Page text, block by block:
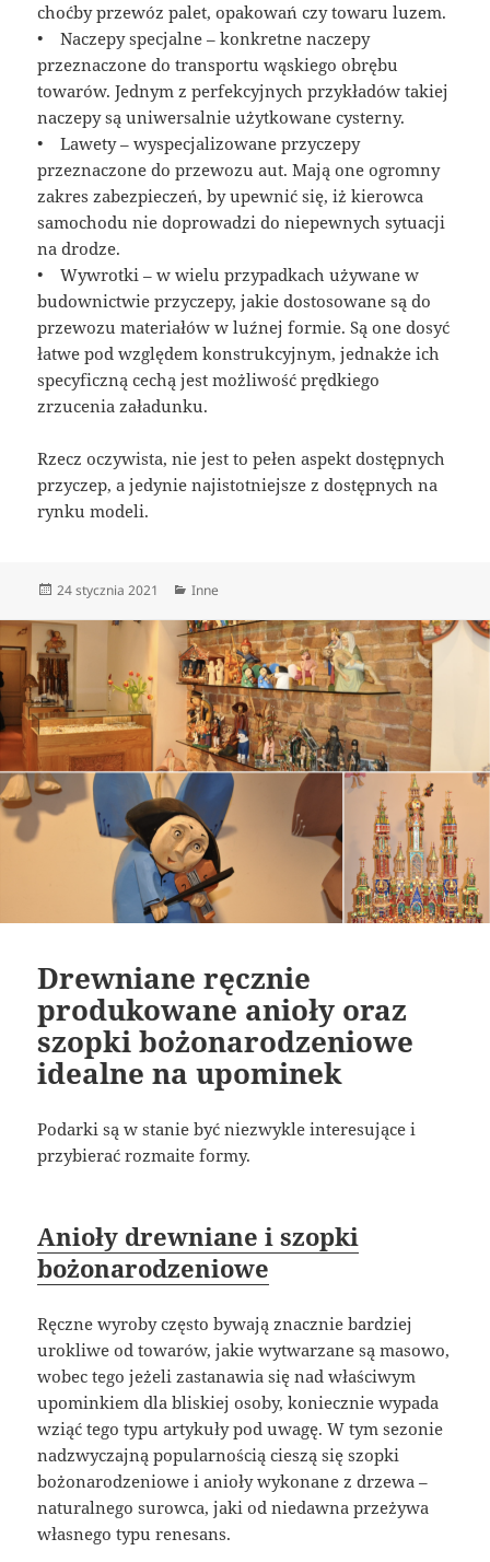
choćby przewóz palet, opakowań czy towaru luzem.
• Naczepy specjalne – konkretne naczepy
przeznaczone do transportu wąskiego obrębu
towarów. Jednym z perfekcyjnych przykładów takiej
naczepy są uniwersalnie użytkowane cysterny.
• Lawety – wyspecjalizowane przyczepy
przeznaczone do przewozu aut. Mają one ogromny
zakres zabezpieczeń, by upewnić się, iż kierowca
samochodu nie doprowadzi do niepewnych sytuacji
na drodze.
• Wywrotki – w wielu przypadkach używane w
budownictwie przyczepy, jakie dostosowane są do
przewozu materiałów w luźnej formie. Są one dosyć
łatwe pod względem konstrukcyjnym, jednakże ich
specyficzną cechą jest możliwość prędkiego
zrzucenia załadunku.
Rzecz oczywista, nie jest to pełen aspekt dostępnych
przyczep, a jedynie najistotniejsze z dostępnych na
rynku modeli.
Data
24 stycznia 2021 Kategorie
Inne
Drewniane ręcznie
produkowane anioły oraz
szopki bożonarodzeniowe
idealne na upominek
Podarki są w stanie być niezwykle interesujące i
przybierać rozmaite formy.
Anioły drewniane i szopki
bożonarodzeniowe
Ręczne wyroby często bywają znacznie bardziej
urokliwe od towarów, jakie wytwarzane są masowo,
wobec tego jeżeli zastanawia się nad właściwym
upominkiem dla bliskiej osoby, koniecznie wypada
wziąć tego typu artykuły pod uwagę. W tym sezonie
nadzwyczajną popularnością cieszą się szopki
bożonarodzeniowe i anioły wykonane z drzewa –
naturalnego surowca, jaki od niedawna przeżywa
własnego typu renesans.